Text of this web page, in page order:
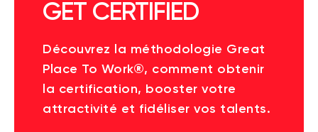
GET CERTIFIED
Découvrez la méthodologie Great
Place To Work®, comment obtenir
la certification, booster votre
attractivité et fidéliser vos talents.